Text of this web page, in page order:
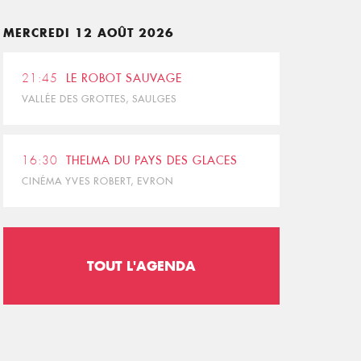
MERCREDI 12 AOÛT 2026
21:45 LE ROBOT SAUVAGE
VALLÉE DES GROTTES, SAULGES
16:30 THELMA DU PAYS DES GLACES
CINÉMA YVES ROBERT, EVRON
TOUT L'AGENDA